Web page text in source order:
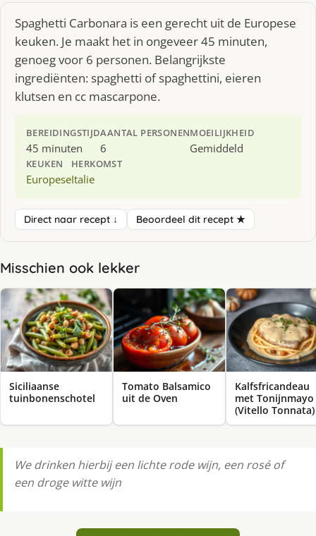
Spaghetti Carbonara is een gerecht uit de Europese
keuken. Je maakt het in ongeveer 45 minuten,
genoeg voor 6 personen. Belangrijkste
ingrediënten: spaghetti of spaghettini, eieren
klutsen en cc mascarpone.
BEREIDINGSTIJD
45 minuten
AANTAL PERSONEN
6
MOEILIJKHEID
Gemiddeld
KEUKEN
Europese
HERKOMST
Italie
Direct naar recept ↓ Beoordeel dit recept ★
Misschien ook lekker
Siciliaanse
tuinbonenschotel
Tomato Balsamico
uit de Oven
Kalfsfricandeau
met Tonijnmayo
(Vitello Tonnata)
We drinken hierbij een lichte rode wijn, een rosé of
een droge witte wijn